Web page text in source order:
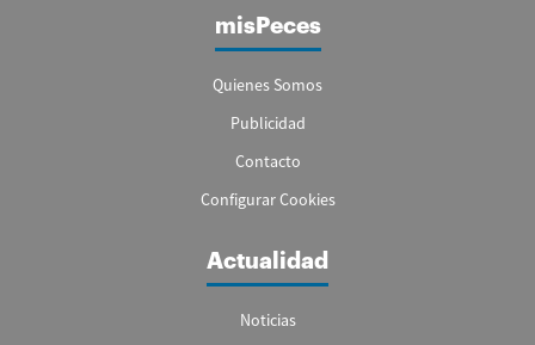
misPeces
Quienes Somos
Publicidad
Contacto
Configurar Cookies
Actualidad
Noticias